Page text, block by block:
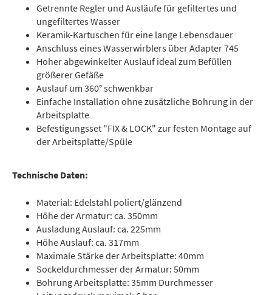
Getrennte Regler und Ausläufe für gefiltertes und
ungefiltertes Wasser
Keramik-Kartuschen für eine lange Lebensdauer
Anschluss eines Wasserwirblers über Adapter 745
Hoher abgewinkelter Auslauf ideal zum Befüllen
größerer Gefäße
Auslauf um 360° schwenkbar
Einfache Installation ohne zusätzliche Bohrung in der
Arbeitsplatte
Befestigungsset "FIX & LOCK" zur festen Montage auf
der Arbeitsplatte/Spüle
Technische Daten:
Material: Edelstahl poliert/glänzend
Höhe der Armatur: ca. 350mm
Ausladung Auslauf: ca. 225mm
Höhe Auslauf: ca. 317mm
Maximale Stärke der Arbeitsplatte: 40mm
Sockeldurchmesser der Armatur: 50mm
Bohrung Arbeitsplatte: 35mm Durchmesser